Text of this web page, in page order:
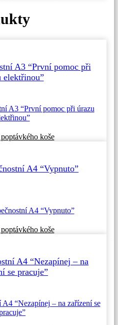
A3 “První pomoc při
elektřinou”
koše
A4 “Vypnuto”
koše
A4 “Nezapínej – na
se pracuje”